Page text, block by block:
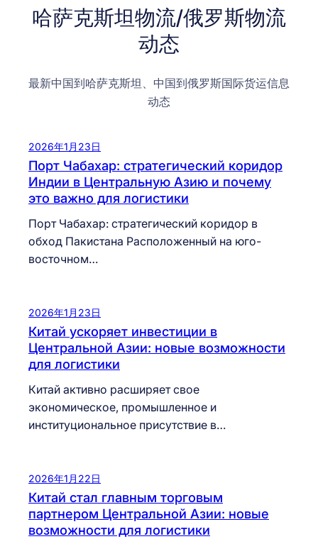
哈萨克斯坦物流/俄罗斯物流
动态
最新中国到哈萨克斯坦、中国到俄罗斯国际货运信息
动态
2026年1月23日
Порт Чабахар: стратегический коридор
Индии в Центральную Азию и почему
это важно для логистики
Порт Чабахар: стратегический коридор в
обход Пакистана Расположенный на юго-
восточном…
2026年1月23日
Китай ускоряет инвестиции в
Центральной Азии: новые возможности
для логистики
Китай активно расширяет свое
экономическое, промышленное и
институциональное присутствие в…
2026年1月22日
Китай стал главным торговым
партнером Центральной Азии: новые
возможности для логистики